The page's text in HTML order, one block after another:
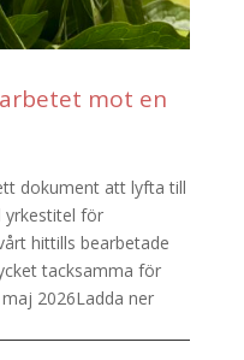
mot en
dokument att lyfta till
yrkestitel för
hittills bearbetade
tacksamma för
2026Ladda ner